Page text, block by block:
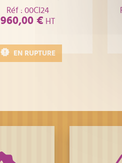
Réf : 00CI24
960,00 € HT
EN RUPTURE